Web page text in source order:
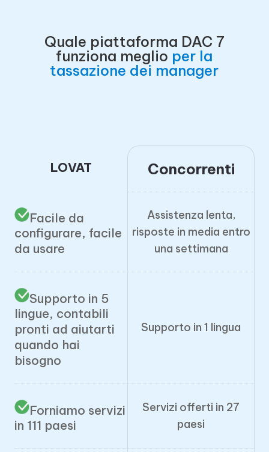
Quale piattaforma DAC 7
funziona meglio per la
tassazione dei manager
LOVAT Concorrenti
Facile da
configurare, facile
da usare
Assistenza lenta,
risposte in media entro
una settimana
Supporto in 5
lingue, contabili
pronti ad aiutarti
quando hai
bisogno
Supporto in 1 lingua
Forniamo servizi
in 111 paesi
Servizi offerti in 27
paesi